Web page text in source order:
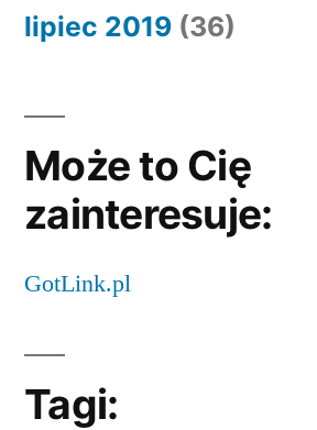
lipiec 2019 (36)
Może to Cię
zainteresuje:
GotLink.pl
Tagi: